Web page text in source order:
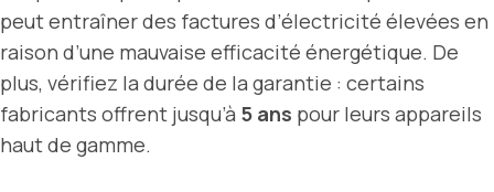
peut entraîner des factures d’électricité élevées en
raison d’une mauvaise efficacité énergétique. De
plus, vérifiez la durée de la garantie : certains
fabricants offrent jusqu’à 5 ans pour leurs appareils
haut de gamme.